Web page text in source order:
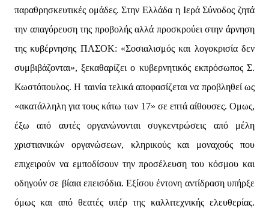
παραθρησκευτικές ομάδες. Στην Ελλάδα η Ιερά Σύνοδος ζητά
την απαγόρευση της προβολής αλλά προσκρούει στην άρνηση
της κυβέρνησης ΠΑΣΟΚ: «Σοσιαλισμός και λογοκρισία δεν
συμβιβάζονται», ξεκαθαρίζει ο κυβερνητικός εκπρόσωπος Σ.
Κωστόπουλος. Η ταινία τελικά αποφασίζεται να προβληθεί ως
«ακατάλληλη για τους κάτω των 17» σε επτά αίθουσες. Ομως,
έξω από αυτές οργανώνονται συγκεντρώσεις από μέλη
χριστιανικών οργανώσεων, κληρικούς και μοναχούς που
επιχειρούν να εμποδίσουν την προσέλευση του κόσμου και
οδηγούν σε βίαια επεισόδια. Εξίσου έντονη αντίδραση υπήρξε
όμως και από θεατές υπέρ της καλλιτεχνικής ελευθερίας.